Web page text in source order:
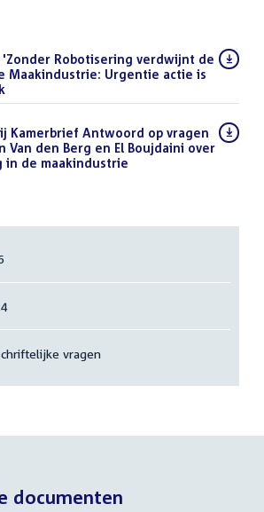
'Zonder Robotisering verdwijnt de
Maakindustrie: Urgentie actie is
Kamerbrief Antwoord op vragen
Van den Berg en El Boujdaini over
in de maakindustrie
vragen
documenten